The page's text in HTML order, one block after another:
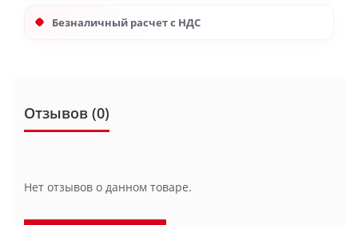
Безналичный расчет с НДС
Отзывов (0)
Нет отзывов о данном товаре.